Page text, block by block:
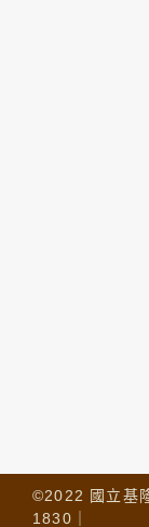
©2022 國立基
1830｜